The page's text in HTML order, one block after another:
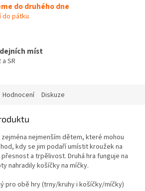
do druhého dne
do pátku
míst
SR
Hodnocení Diskuze
nejmenším dětem, které mohou
kdy se jim podaří umístit kroužek na
a trpělivost. Druhá hra funguje na
nahradily košíčky na míčky.
pro obě hry (trny/kruhy i košíčky/míčky)